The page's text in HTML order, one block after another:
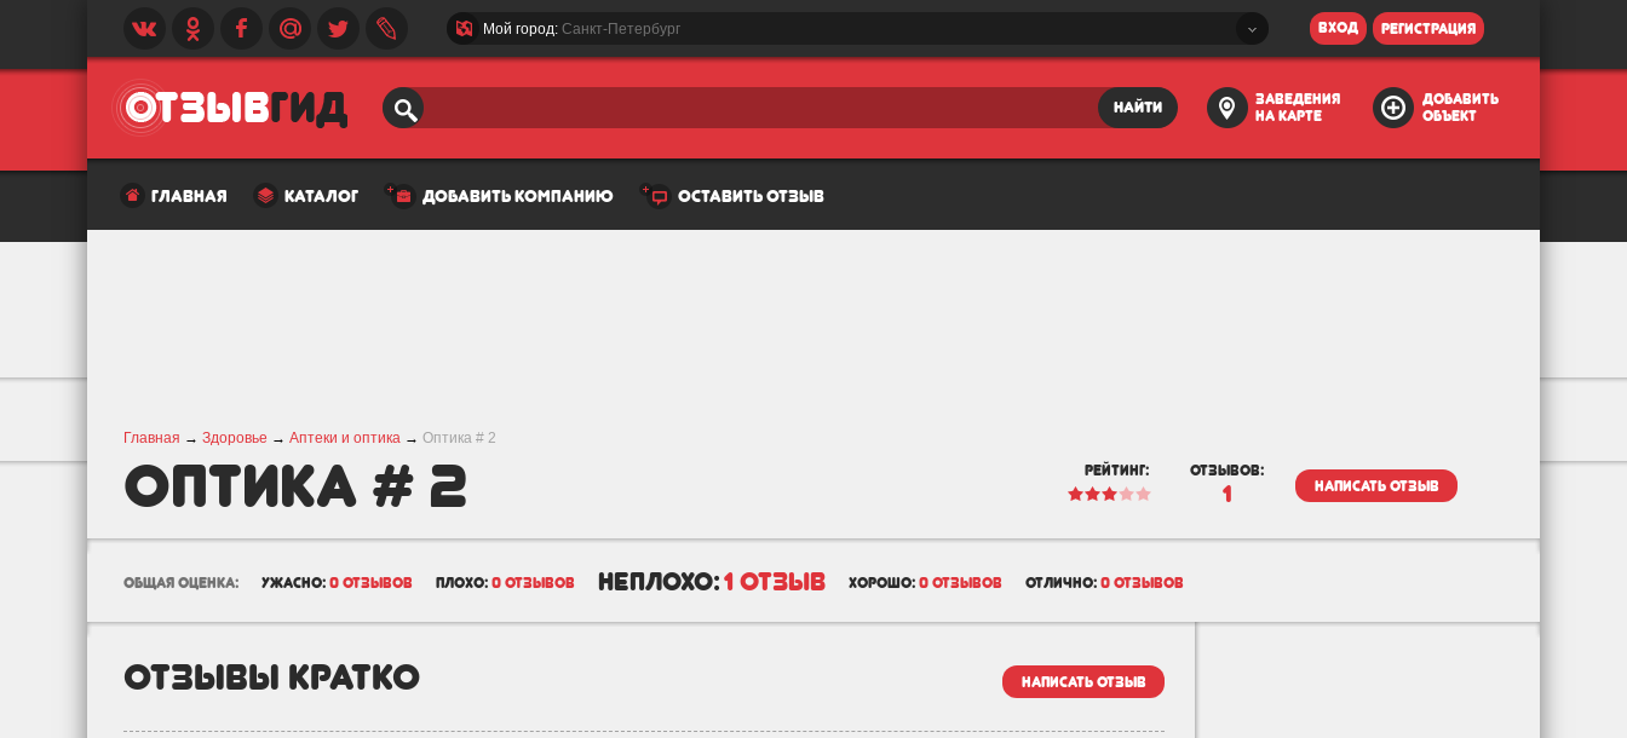
Мой город: Санкт-Петербург вход регистрация
найти
заведения
на карте
добавить
объект
главная каталог добавить компанию оставить отзыв
Главная → Здоровье → Аптеки и оптика → Оптика # 2
Оптика # 2 рейтинг: отзывов:
1 написать отзыв
общая оценка: ужасно: 0 отзывов плохо: 0 отзывов неплохо:1 отзыв хорошо: 0 отзывов отлично: 0 отзывов
отзывы кратко написать отзыв